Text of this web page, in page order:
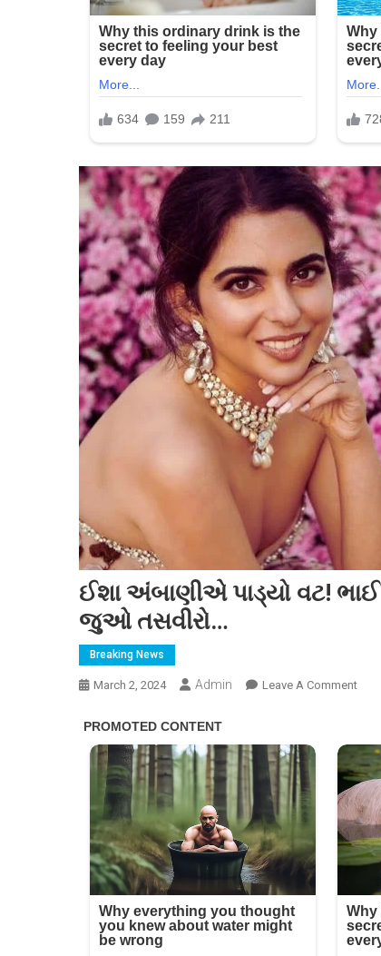
ઈશા અંબાણીએ પાડ્યો વટ!
જુઓ તસવીરો…
Breaking News
March 2, 2024 Admin Leave A CommentOn
વટ!
ભાઈ
વેડિંગ